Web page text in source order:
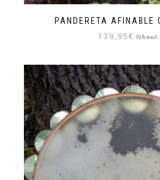
PANDERETA AFINABLE
139,95€ IVA excl.